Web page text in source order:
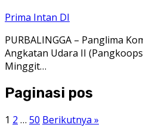
Prima Intan DI
PURBALINGGA – Panglima
Angkatan Udara II
Minggit…
Paginasi pos
1 2 … 50 Berikutnya »